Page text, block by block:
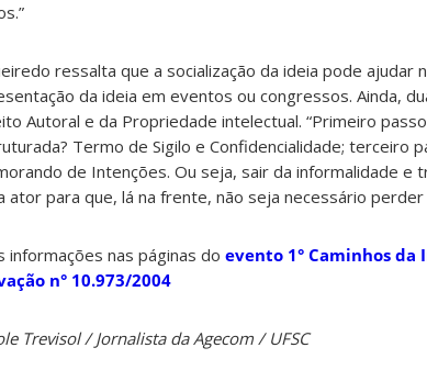
ressalta que a socialização da ideia pode ajudar
da ideia em eventos ou congressos. Ainda,
Autoral e da Propriedade intelectual. “Primeiro
Termo de Sigilo e Confidencialidade; terceiro
de Intenções. Ou seja, sair da informalidade
ator para que, lá na frente, não seja necessário perder
informações nas páginas do evento 1° Caminhos da
n° 10.973/2004
Trevisol / Jornalista da Agecom / UFSC